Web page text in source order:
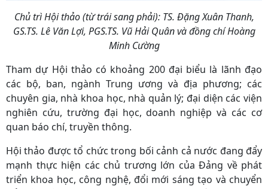
Chủ trì Hội thảo (từ trái sang phải): TS. Đặng Xuân Thanh,
GS.TS. Lê Văn Lợi, PGS.TS. Vũ Hải Quân và đồng chí Hoàng
Minh Cường
Tham dự Hội thảo có khoảng 200 đại biểu là lãnh đạo
các bộ, ban, ngành Trung ương và địa phương; các
chuyên gia, nhà khoa học, nhà quản lý; đại diện các viện
nghiên cứu, trường đại học, doanh nghiệp và các cơ
quan báo chí, truyền thông.
Hội thảo được tổ chức trong bối cảnh cả nước đang đẩy
mạnh thực hiện các chủ trương lớn của Đảng về phát
triển khoa học, công nghệ, đổi mới sáng tạo và chuyển